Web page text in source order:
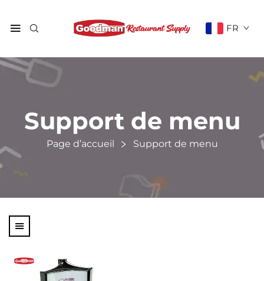
FR
Support de menu
Page d’accueil Support de menu